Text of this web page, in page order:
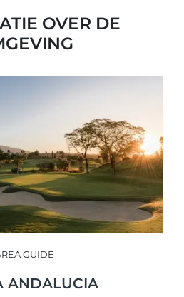
OVER DE
GUIDE
ANDALUCIA